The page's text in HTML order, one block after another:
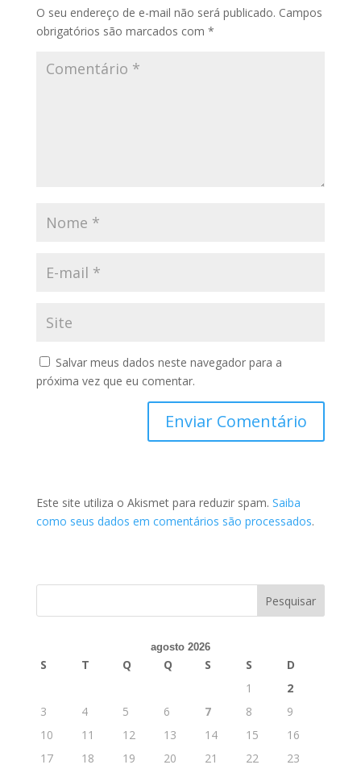
O seu endereço de e-mail não será publicado. Campos
obrigatórios são marcados com *
Salvar meus dados neste navegador para a
próxima vez que eu comentar.
Este site utiliza o Akismet para reduzir spam. Saiba
como seus dados em comentários são processados.
agosto 2026
S T Q Q S S
D
1
2
3
4 5 6 7 8
9
10
11 12 13 14 15
16
17
18 19 20 21 22
23